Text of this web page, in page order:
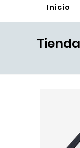
Inicio
Tienda